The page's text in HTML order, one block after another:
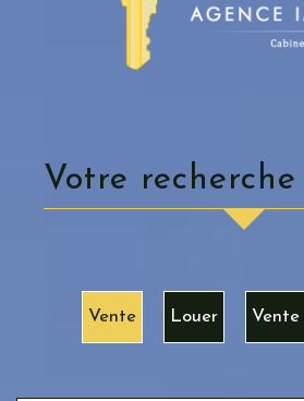
votre
Vente Louer Vente